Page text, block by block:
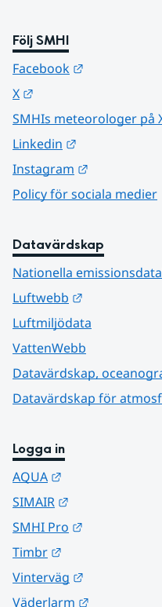
Följ SMHI
Facebook
X
SMHIs meteorologer på
Linkedin
Instagram
Policy för sociala medier
Datavärdskap
Nationella
Luftwebb
Luftmiljödata
VattenWebb
Datavärdskap,
Datavärdskap för
Logga in
AQUA
SIMAIR
SMHI Pro
Timbr
Vinterväg
Väderlarm